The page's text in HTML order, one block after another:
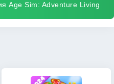
Age Sim: Adventure Living